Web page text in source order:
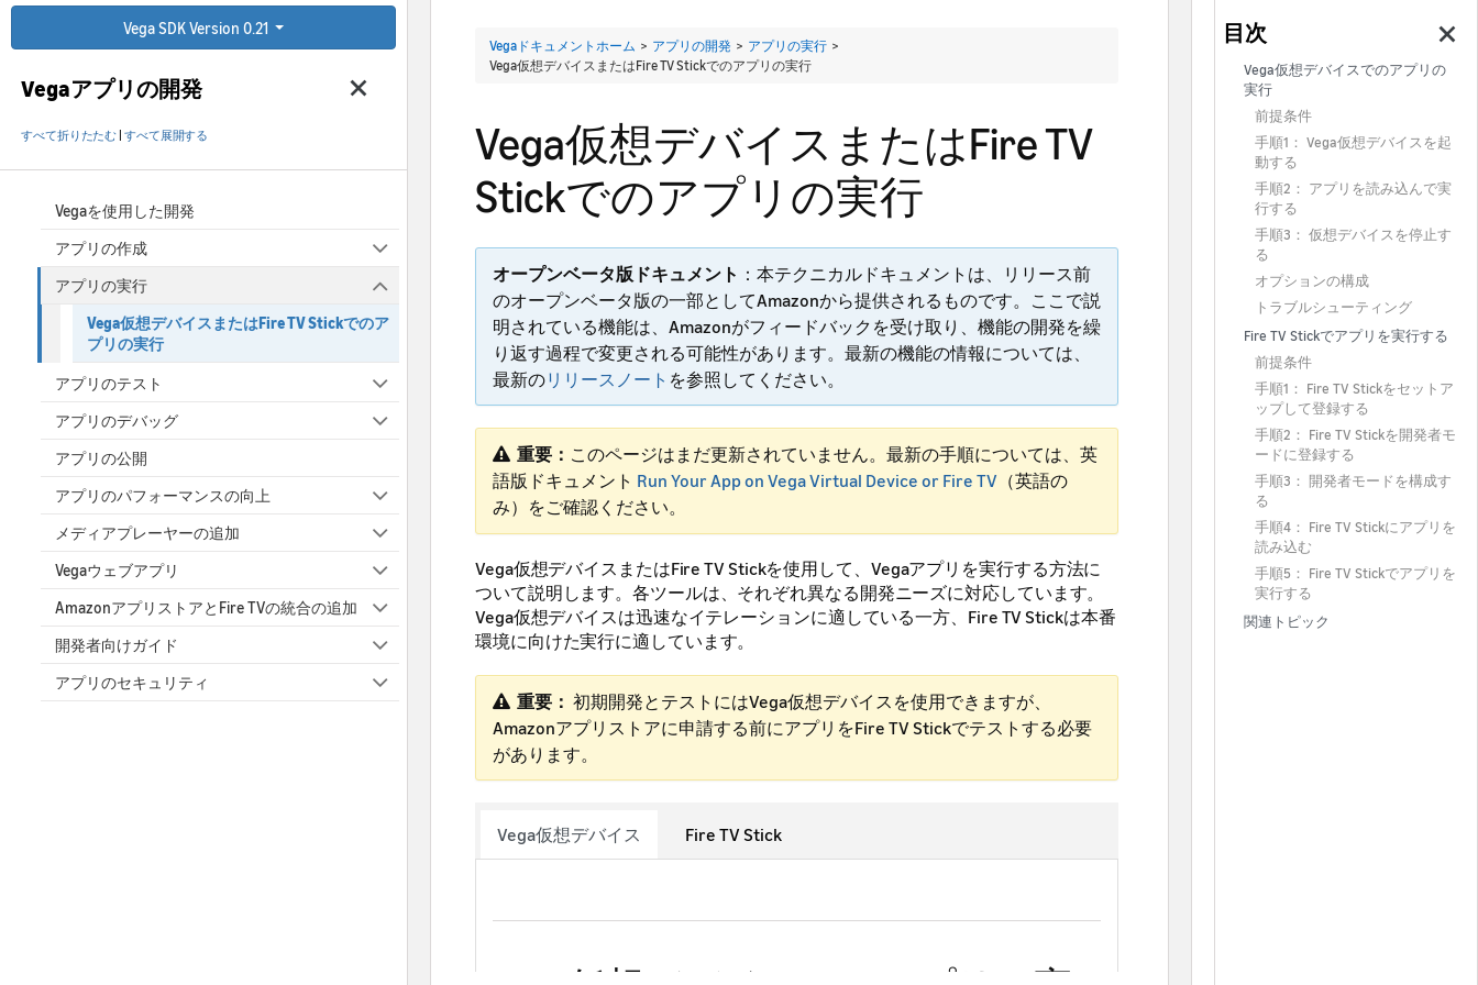
Vega SDK Version 0.21
Vegaアプリの開発
すべて折りたたむ すべて展開する
Vegaを使用した開発
アプリの作成
アプリの実行
Vega仮想デバイスまたはFire TV Stickでのア
プリの実行
アプリのテスト
アプリのデバッグ
アプリの公開
アプリのパフォーマンスの向上
メディアプレーヤーの追加
Vegaウェブアプリ
AmazonアプリストアとFire TVの統合の追加
開発者向けガイド
アプリのセキュリティ
Vegaドキュメントホーム > アプリの開発 > アプリの実行 >
Vega仮想デバイスまたはFire TV Stickでのアプリの実行
Vega仮想デバイスまたはFire TV
Stickでのアプリの実行
オープンベータ版ドキュメント ：本テクニカルドキュメントは、リリース前
のオープンベータ版の一部としてAmazonから提供されるものです。ここで説
明されている機能は、Amazonがフィードバックを受け取り、機能の開発を繰
り返す過程で変更される可能性があります。最新の機能の情報については、
最新のリリースノート を参照してください。
重要： このページはまだ更新されていません。最新の手順については、英
語版ドキュメント Run Your App on Vega Virtual Device or Fire TV （英語の
み）をご確認ください。
Vega仮想デバイスまたはFire TV Stickを使用して、Vegaアプリを実行する方法に
ついて説明します。各ツールは、それぞれ異なる開発ニーズに対応しています。
Vega仮想デバイスは迅速なイテレーションに適している一方、Fire TV Stickは本番
環境に向けた実行に適しています。
重要： ​ 初期開発とテストにはVega仮想デバイスを使用できますが、
Amazonアプリストアに申請する前にアプリをFire TV Stickでテストする必要
があります。
Vega仮想デバイス Fire TV Stick
Vega仮想デバイスでのアプリの
実行
前提条件
手順1： Vega仮想デバイスを起
動する
手順2： アプリを読み込んで実
行する
手順3： 仮想デバイスを停止す
る
オプションの構成
トラブルシューティング
Fire TV Stickでアプリを実行する
前提条件
手順1： Fire TV Stickをセットア
ップして登録する
手順2： Fire TV Stickを開発者モ
ードに登録する
手順3： 開発者モードを構成す
る
手順4： Fire TV Stickにアプリを
読み込む
手順5： Fire TV Stickでアプリを
実行する
関連トピック